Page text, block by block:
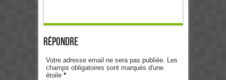
Répondre
Votre adresse email ne sera pas publiée. Les
champs obligatoires sont marqués d'une
étoile *